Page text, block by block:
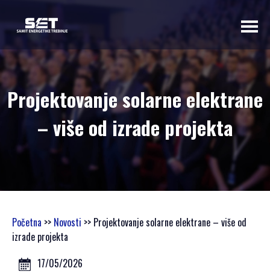
O NAMA
UVODNA RIJEČ
ORGANIZATORA
PODACI
SAMIT 2022
SAMIT 2021
SAMIT 2020
GALERIJA 2023
Projektovanje solarne elektrane
– više od izrade projekta
Početna >> Novosti >> Projektovanje solarne elektrane – više od
izrade projekta
17/05/2026